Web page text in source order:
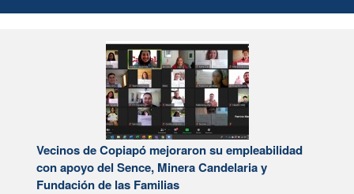
Vecinos de Copiapó mejoraron su empleabilidad
con apoyo del Sence, Minera Candelaria y
Fundación de las Familias